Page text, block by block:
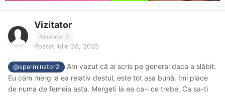
Vizitator
Reputație: 0
Postat Iulie 28, 2025
@sperminator2
Am vazut că ai scris pe general daca a slăbit.
Eu cam merg la ea relativ destul, este tot așa bună. Imi place
de numa de femeia asta. Mergeti la ea ca-i ce trebe. Ca sa-ti